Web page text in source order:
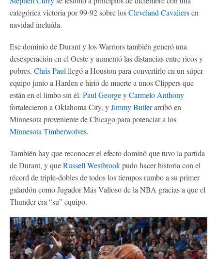
categórica victoria por 99-92 sobre losCleveland Cavaliersen
navidad incluída.
Ese dominio de Durant y los Warriors también generó una
desesperación en el Oeste y aumentó las distancias entre ricos y
pobres. Chris Paul llegó a Houston para convertirlo en un súper
equipo junto a Harden e hirió de muerte a unos Clippers que
están en el limbo sin él. Paul GeorgeyCarmelo Anthony
fortalecieron a Oklahoma City, yJimmy Butlerarribó en
Minnesota proveniente de Chicago para potenciar a los
Minnesota Timberwolves.
También hay que reconocer el efecto dominó que tuvo la partida
de Durant, y queRussell Westbrookpudo hacer historia con el
récord de triple-dobles de todos los tiempos rumbo a su primer
galardón como Jugador Más Valioso de la NBA gracias a que el
Thunder era “su” equipo.